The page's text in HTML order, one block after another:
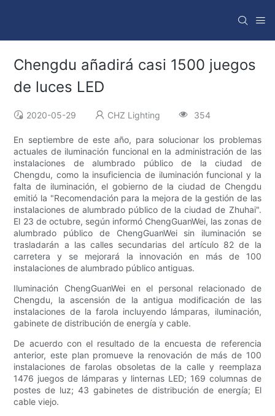
Chengdu añadirá casi 1500 juegos
de luces LED
2020-05-29 CHZ Lighting 354
En septiembre de este año, para solucionar los problemas
actuales de iluminación funcional en la administración de las
instalaciones de alumbrado público de la ciudad de
Chengdu, como la insuficiencia de iluminación funcional y la
falta de iluminación, el gobierno de la ciudad de Chengdu
emitió la "Recomendación para la mejora de la gestión de las
instalaciones de alumbrado público de la ciudad de Zhuhai".
El 23 de octubre, según informó ChengGuanWei, las zonas de
alumbrado público de ChengGuanWei sin iluminación se
trasladarán a las calles secundarias del artículo 82 de la
carretera y se mejorará la innovación en más de 100
instalaciones de alumbrado público antiguas.
Iluminación ChengGuanWei en el personal relacionado de
Chengdu, la ascensión de la antigua modificación de las
instalaciones de la farola incluyendo lámparas, iluminación,
gabinete de distribución de energía y cable.
De acuerdo con el resultado de la encuesta de referencia
anterior, este plan promueve la renovación de más de 100
instalaciones de farolas obsoletas de la calle y reemplaza
1476 juegos de lámparas y linternas LED; 169 columnas de
postes de luz; 43 gabinetes de distribución de energía; El
cable viejo.